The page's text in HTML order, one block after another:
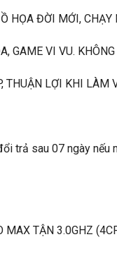
ĐỜI MỚI, CHẠY
VI VU. KHÔNG
LỢI KHI LÀM
trả sau 07 ngày nếu
MAX TẬN 3.0GHZ